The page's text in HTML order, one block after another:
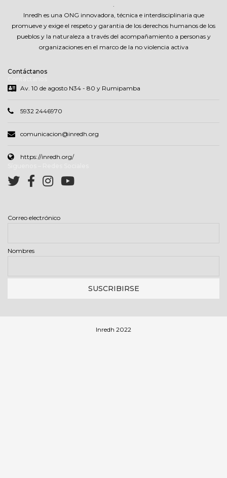
.
Inredh es una ONG innovadora, técnica e interdisciplinaria que
promueve y exige el respeto y garantia de los derechos humanos de los
pueblos y la naturaleza a través del acompañamiento a personas y
organizaciones en el marco de la no violencia activa
Contáctanos
Av. 10 de agosto N34 - 80 y Rumipamba
5932 2446970
comunicacion@inredh.org
https://inredh.org/
Correo electrónico
Nombres
Inredh 2022